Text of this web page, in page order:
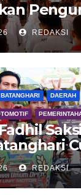
MP
REDAKSI
BATANGHARI DAERAH
REDAKSI